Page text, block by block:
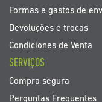
Formas e gastos de
Devoluções e trocas
Condiciones de Venta
SERVIÇOS
Compra segura
Perguntas Frequentes